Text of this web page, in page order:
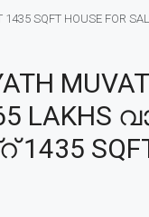
CENT 1435 SQFT
65